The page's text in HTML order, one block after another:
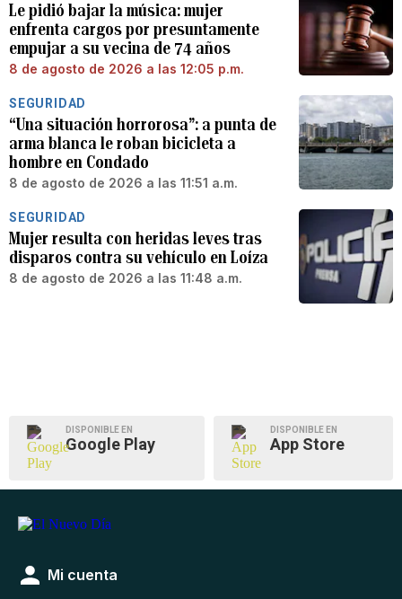
Le pidió bajar la música: mujer
enfrenta cargos por presuntamente
empujar a su vecina de 74 años
8 de agosto de 2026 a las 12:05 p.m.
SEGURIDAD
“Una situación horrorosa”: a punta de
arma blanca le roban bicicleta a
hombre en Condado
8 de agosto de 2026 a las 11:51 a.m.
SEGURIDAD
Mujer resulta con heridas leves tras
disparos contra su vehículo en Loíza
8 de agosto de 2026 a las 11:48 a.m.
DISPONIBLE EN
Google Play
DISPONIBLE EN
App Store
Mi cuenta